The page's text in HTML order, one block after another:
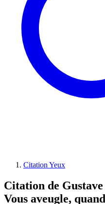
Citation Yeux
Citation de
Vous aveugle,